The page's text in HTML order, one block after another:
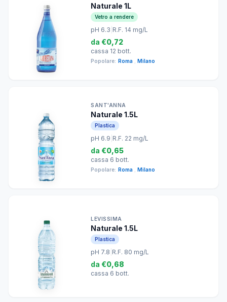
Naturale 1L
Vetro a rendere
pH 6.3 R.F. 14 mg/L
da €0,72
cassa 12 bott.
Popolare: Roma Milano
SANT'ANNA
Naturale 1.5L
Plastica
pH 6.9 R.F. 22 mg/L
da €0,65
cassa 6 bott.
Popolare: Roma Milano
LEVISSIMA
Naturale 1.5L
Plastica
pH 7.8 R.F. 80 mg/L
da €0,68
cassa 6 bott.